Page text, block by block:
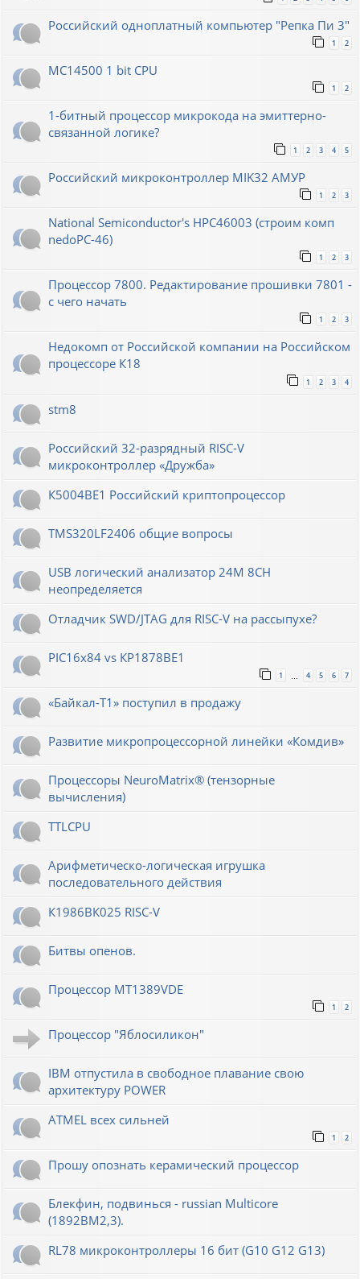
Российский одноплатный компьютер "Репка Пи 3"
1 2
MC14500 1 bit CPU
1 2
1-битный процессор микрокода на эмиттерно-
связанной логике?
1 2 3 4 5
Российский микроконтроллер MIK32 АМУР
1 2 3
National Semiconductor's HPC46003 (строим комп
nedoPC-46)
1 2 3
Процессор 7800. Редактирование прошивки 7801 -
с чего начать
1 2 3
Недокомп от Российской компании на Российском
процессоре К18
1 2 3 4
stm8
Российский 32-разрядный RISC-V
микроконтроллер «Дружба»
К5004ВЕ1 Российский криптопроцессор
TMS320LF2406 общие вопросы
USB логический анализатор 24M 8CH
неопределяется
Отладчик SWD/JTAG для RISC-V на рассыпухе?
PIC16x84 vs КР1878ВЕ1
1 4 5 6 7
«Байкал-T1» поступил в продажу
Развитие микропроцессорной линейки «Комдив»
Процессоры NeuroMatrix® (тензорные
вычисления)
TTLCPU
Арифметическо-логическая игрушка
последовательного действия
К1986ВК025 RISC-V
Битвы опенов.
Процессор MT1389VDE
1 2
Процессор "Яблосиликон"
IBM отпустила в свободное плавание свою
архитектуру POWER
ATMEL всех сильней
1 2
Прошу опознать керамический процессор
Блекфин, подвинься - russian Multicore
(1892ВМ2,3).
RL78 микроконтроллеры 16 бит (G10 G12 G13)